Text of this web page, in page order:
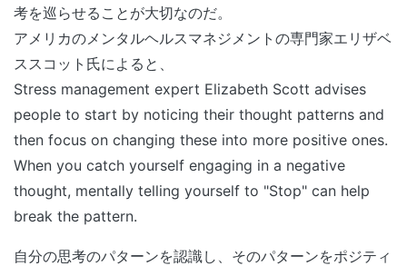
考を巡らせることが大切なのだ。
アメリカのメンタルヘルスマネジメントの専門家エリザベ
ススコット氏によると、
Stress management expert Elizabeth Scott advises
people to start by noticing their thought patterns and
then focus on changing these into more positive ones.
When you catch yourself engaging in a negative
thought, mentally telling yourself to "Stop" can help
break the pattern.
自分の思考のパターンを認識し、そのパターンをポジティ